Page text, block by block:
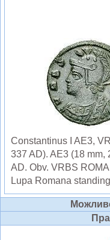
Constantinus I AE3,
337 AD). AE3 (18 mm,
AD. Obv. VRBS
Lupa Romana